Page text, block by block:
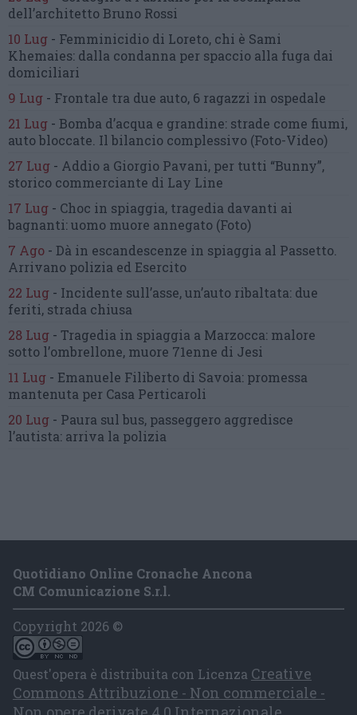
dell’architetto Bruno Rossi
10 Lug - Femminicidio di Loreto, chi è Sami
Khemaies: dalla condanna per spaccio alla fuga dai
domiciliari
9 Lug - Frontale tra due auto, 6 ragazzi in ospedale
21 Lug - Bomba d’acqua e grandine: strade come fiumi,
auto bloccate. Il bilancio complessivo (Foto-Video)
27 Lug - Addio a Giorgio Pavani, per tutti “Bunny”,
storico commerciante di Lay Line
17 Lug - Choc in spiaggia, tragedia davanti ai
bagnanti:uomo muore annegato (Foto)
7 Ago - Dà in escandescenze in spiaggia al Passetto.
Arrivano polizia ed Esercito
22 Lug - Incidente sull’asse, un’auto ribaltata: due
feriti, strada chiusa
28 Lug - Tragedia in spiaggia a Marzocca: malore
sotto l’ombrellone, muore 71enne di Jesi
11 Lug - Emanuele Filiberto di Savoia: promessa
mantenuta per Casa Perticaroli
20 Lug - Paura sul bus, passeggero aggredisce
l’autista: arriva la polizia
Quotidiano Online Cronache Ancona
CM Comunicazione S.r.l.
Copyright 2026 ©
Quest'opera è distribuita con Licenza Creative
Commons Attribuzione - Non commerciale -